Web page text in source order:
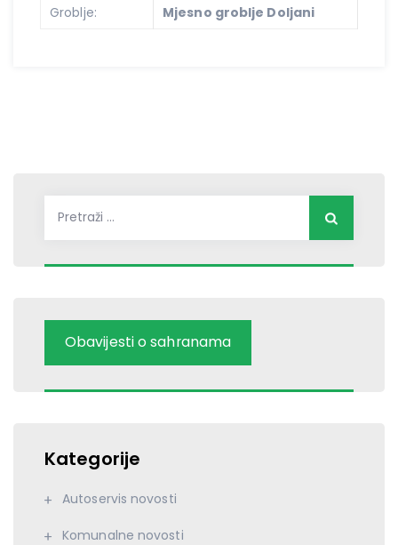
Groblje: Mjesno groblje Doljani
Obavijesti o sahranama
Kategorije
Autoservis novosti
Komunalne novosti